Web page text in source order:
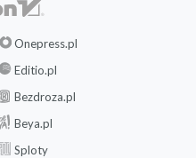
Onepress.pl
Editio.pl
Bezdroza.pl
Beya.pl
Sploty